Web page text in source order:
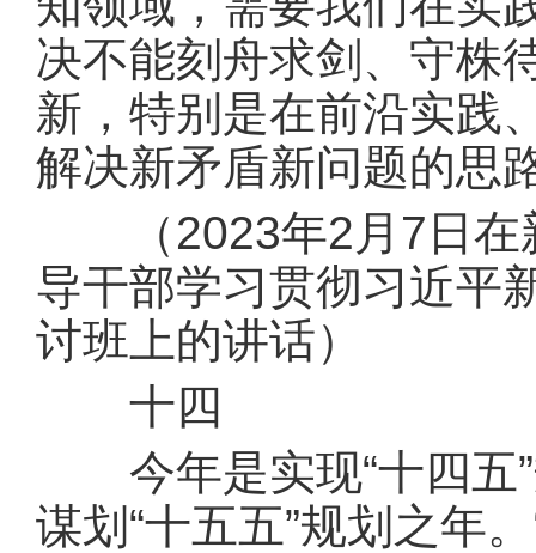
决不能刻舟求剑、守株
新，特别是在前沿实践
解决新矛盾新问题的思
（2023年2月7日在
导干部学习贯彻习近平
讨班上的讲话）
十四
今年是实现“十四五”
谋划“十五五”规划之年